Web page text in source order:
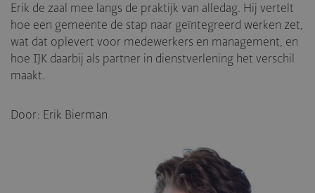
Erik de zaal mee langs de praktijk van alledag. Hij vertelt
hoe een gemeente de stap naar geïntegreerd werken zet,
wat dat oplevert voor medewerkers en management, en
hoe IJK daarbij als partner in dienstverlening het verschil
maakt.
Door: Erik Bierman